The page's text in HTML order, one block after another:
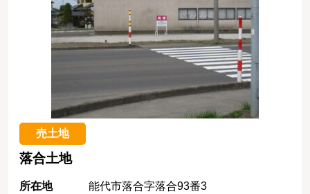
売土地
落合土地
所在地
能代市落合字落合93番3